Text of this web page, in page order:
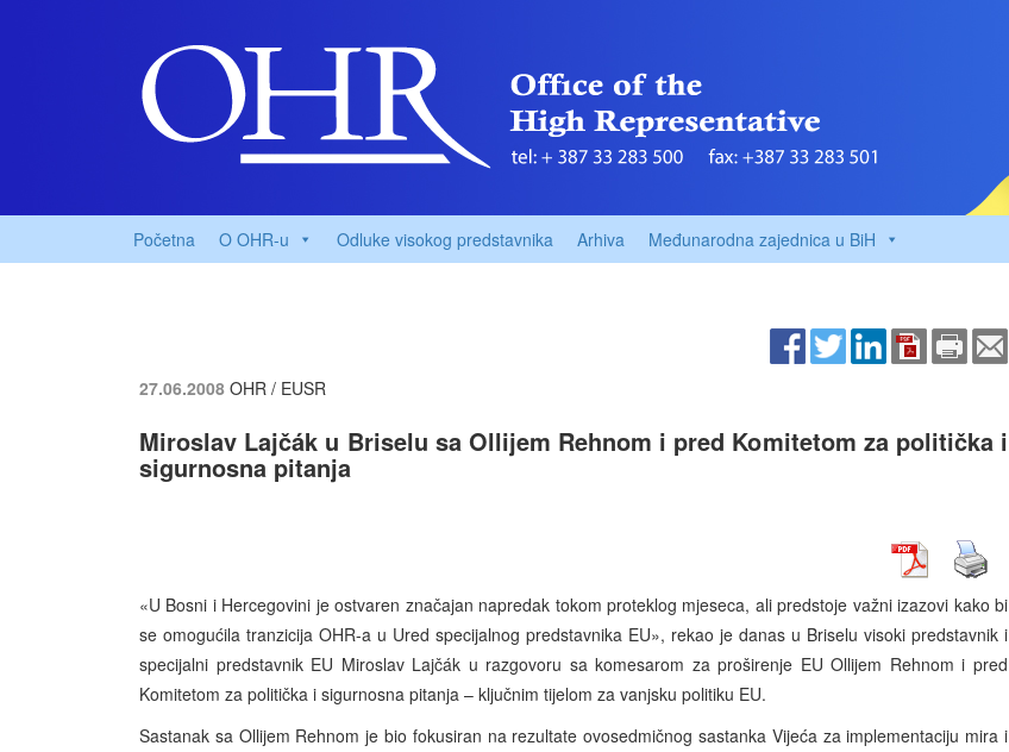
Početna O OHR-u Odluke visokog predstavnika Arhiva Međunarodna zajednica u BiH
27.06.2008 OHR / EUSR
Miroslav Lajčák u Briselu sa Ollijem Rehnom i pred Komitetom za politička i
sigurnosna pitanja
«U Bosni i Hercegovini je ostvaren značajan napredak tokom proteklog mjeseca, ali predstoje važni izazovi kako bi
se omogućila tranzicija OHR-a u Ured specijalnog predstavnika EU», rekao je danas u Briselu visoki predstavnik i
specijalni predstavnik EU Miroslav Lajčák u razgovoru sa komesarom za proširenje EU Ollijem Rehnom i pred
Komitetom za politička i sigurnosna pitanja – ključnim tijelom za vanjsku politiku EU.
Sastanak sa Ollijem Rehnom je bio fokusiran na rezultate ovosedmičnog sastanka Vijeća za implementaciju mira i